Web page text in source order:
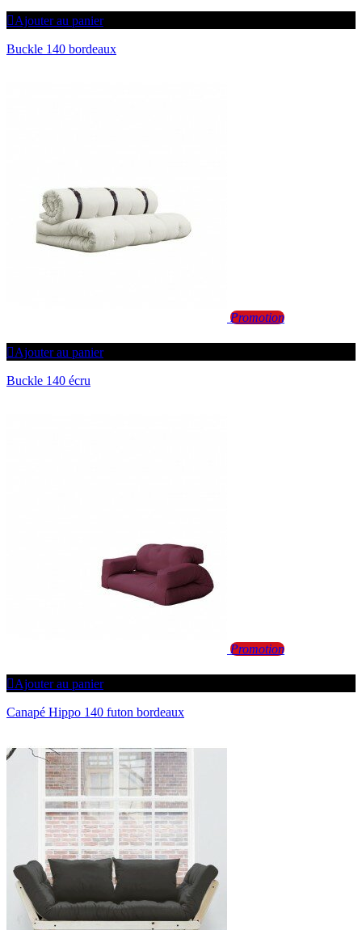
Ajouter au panier
Buckle 140 bordeaux
Promotion
Ajouter au panier
Buckle 140 écru
Promotion
Ajouter au panier
Canapé Hippo 140 futon bordeaux